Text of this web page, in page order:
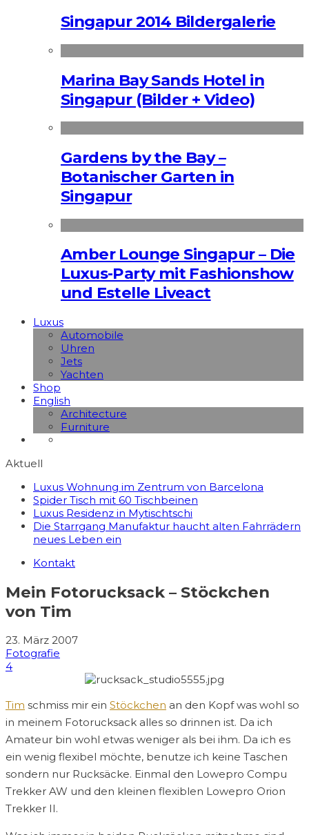
Singapur 2014 Bildergalerie
Marina Bay Sands Hotel in
Singapur (Bilder + Video)
Gardens by the Bay –
Botanischer Garten in
Singapur
Amber Lounge Singapur – Die
Luxus-Party mit Fashionshow
und Estelle Liveact
Luxus
Automobile
Uhren
Jets
Yachten
Shop
English
Architecture
Furniture
Aktuell
Luxus Wohnung im Zentrum von Barcelona
Spider Tisch mit 60 Tischbeinen
Luxus Residenz in Mytischtschi
Die Starrgang Manufaktur haucht alten Fahrrädern
neues Leben ein
Kontakt
Mein Fotorucksack – Stöckchen
von Tim
23. März 2007
Fotografie
4
Tim schmiss mir ein Stöckchen an den Kopf was wohl so
in meinem Fotorucksack alles so drinnen ist. Da ich
Amateur bin wohl etwas weniger als bei ihm. Da ich es
ein wenig flexibel möchte, benutze ich keine Taschen
sondern nur Rucksäcke. Einmal den Lowepro Compu
Trekker AW und den kleinen flexiblen Lowepro Orion
Trekker II.